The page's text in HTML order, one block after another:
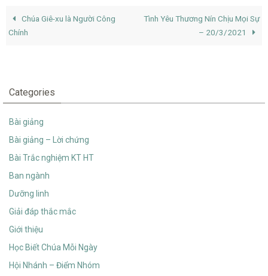
Chúa Giê-xu là Người Công
Chính
Tình Yêu Thương Nín Chịu Mọi Sự
– 20/3/2021
Categories
Bài giảng
Bài giảng – Lời chứng
Bài Trắc nghiệm KT HT
Ban ngành
Dưỡng linh
Giải đáp thắc mắc
Giới thiệu
Học Biết Chúa Mỗi Ngày
Hội Nhánh – Điểm Nhóm